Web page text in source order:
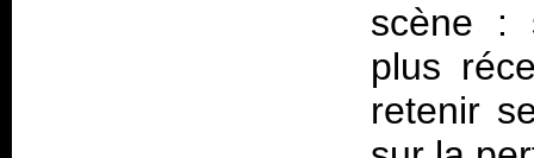
scène :
plus
retenir